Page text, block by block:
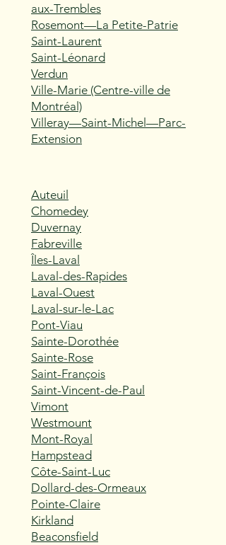
aux-Trembles
Rosemont—La Petite-Patrie
Saint-Laurent
Saint-Léonard
Verdun
Ville-Marie (Centre-ville de
Montréal)
Villeray—Saint-Michel—Parc-
Extension
Auteuil
Chomedey
Duvernay
Fabreville
Îles-Laval
Laval-des-Rapides
Laval-Ouest
Laval-sur-le-Lac
Pont-Viau
Sainte-Dorothée
Sainte-Rose
Saint-François
Saint-Vincent-de-Paul
Vimont
Westmount
Mont-Royal
Hampstead
Côte-Saint-Luc
Dollard-des-Ormeaux
Pointe-Claire
Kirkland
Beaconsfield